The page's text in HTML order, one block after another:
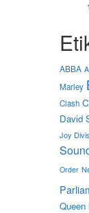
ABBA
Marley
Clash
David
Joy
Order
Queen